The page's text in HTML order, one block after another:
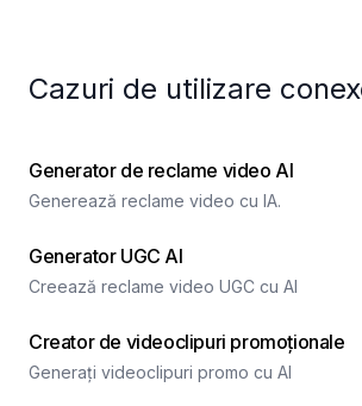
Cazuri de utilizare
Generator de reclame video AI
Generează reclame video cu IA.
Generator UGC AI
Creează reclame video UGC cu AI
Creator de videoclipuri promoționale
Generați videoclipuri promo cu AI